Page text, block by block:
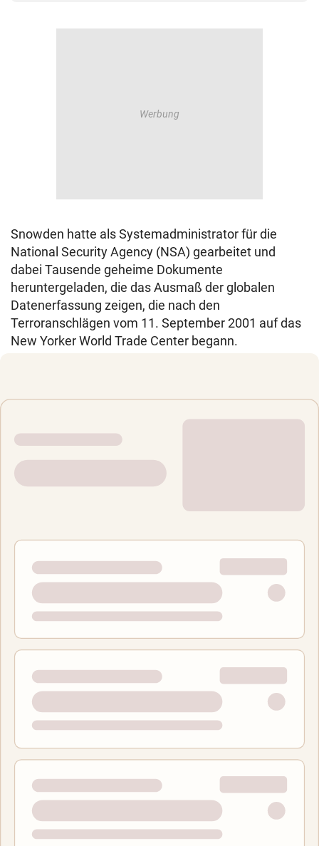
Snowden hatte als Systemadministrator für die
National Security Agency (NSA) gearbeitet und
dabei Tausende geheime Dokumente
heruntergeladen, die das Ausmaß der globalen
Datenerfassung zeigen, die nach den
Terroranschlägen vom 11. September 2001 auf das
New Yorker World Trade Center begann.